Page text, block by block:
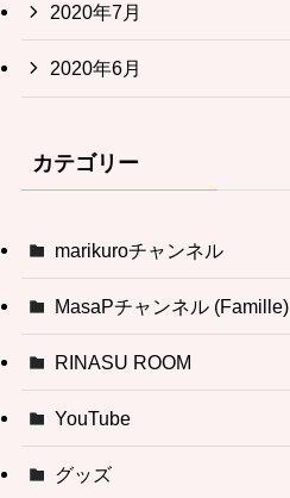
2020年7月
2020年6月
カテゴリー
marikuroチャンネル
MasaPチャンネル (Famille)
RINASU ROOM
YouTube
グッズ